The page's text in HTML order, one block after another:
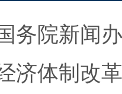
务院新闻
济体制改